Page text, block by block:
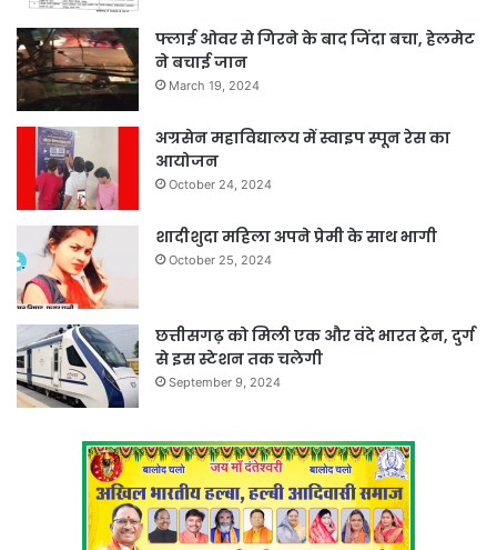
फ्लाई ओवर से गिरने के बाद जिंदा बचा, हेलमेट
ने बचाई जान
March 19, 2024
अग्रसेन महाविद्यालय में स्वाइप स्पून रेस का
आयोजन
October 24, 2024
शादीशुदा महिला अपने प्रेमी के साथ भागी
October 25, 2024
छत्तीसगढ़ को मिली एक और वंदे भारत ट्रेन, दुर्ग
से इस स्टेशन तक चलेगी
September 9, 2024